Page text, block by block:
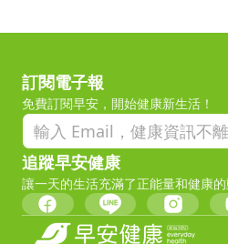
訂閱電子報
免費訂閱早安，開始健康新生活！
追蹤早安健康
讓一天的生活充滿了正能量和健康的